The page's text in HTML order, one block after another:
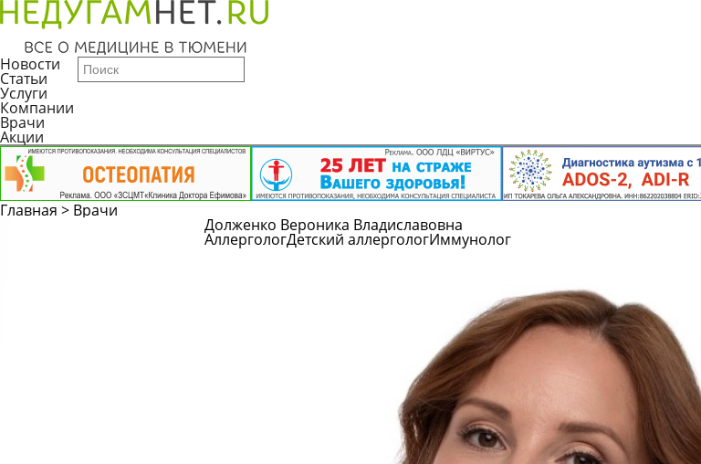
Новости
Статьи
Услуги
Компании
Врачи
Акции
Главная > Врачи
Долженко Вероника Владиславовна
АллергологДетский аллергологИммунолог